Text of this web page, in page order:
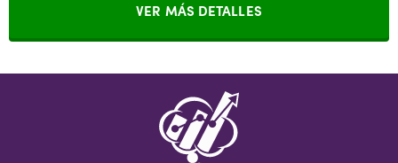
VER MÁS DETALLES